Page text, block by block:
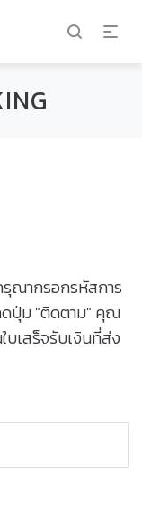
ณากรอกรหัสการ
ดปุ่ม "ติดตาม" คุณ
บเสร็จรับเงินที่ส่ง